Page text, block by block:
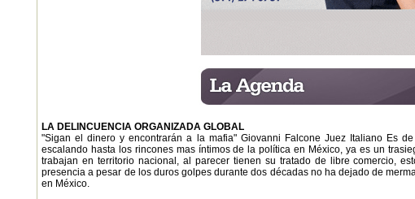
LA DELINCUENCIA ORGANIZADA GLOBAL
"Sigan el dinero y encontrarán a la mafia" Giovanni Falcone Juez Italiano Es
escalando hasta los rincones mas íntimos de la política en México, ya es un
trabajan en territorio nacional, al parecer tienen su tratado de libre comercio,
presencia a pesar de los duros golpes durante dos décadas no ha dejado de
en México.